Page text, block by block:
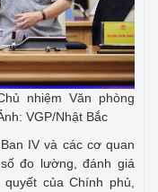
nhiệm Văn phòng
VGP/Nhật Bắc
IV và các cơ quan
đo lường, đánh giá
của Chính phủ,